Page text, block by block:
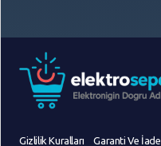
Gizlilik Kuralları Garanti Ve İade